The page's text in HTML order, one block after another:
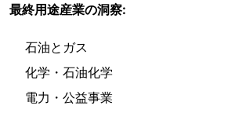
最終用途産業の洞察:
石油とガス
化学・石油化学
電力・公益事業